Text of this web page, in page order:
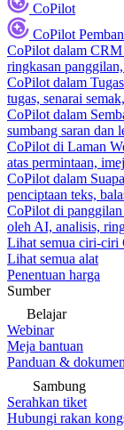
CoPilot
CoPilot
CoPilot dalam CRM
ringkasan
CoPilot dalam Tugas
tugas, senarai
CoPilot dalam
sumbang saran dan
CoPilot di Laman
atas permintaan,
CoPilot dalam
penciptaan teks,
CoPilot di
oleh AI, analisis,
Lihat semua ciri-ciri
Lihat semua alat
Penentuan harga
Sumber
Belajar
Webinar
Meja bantuan
Panduan &
Sambung
Serahkan tiket
Hubungi rakan